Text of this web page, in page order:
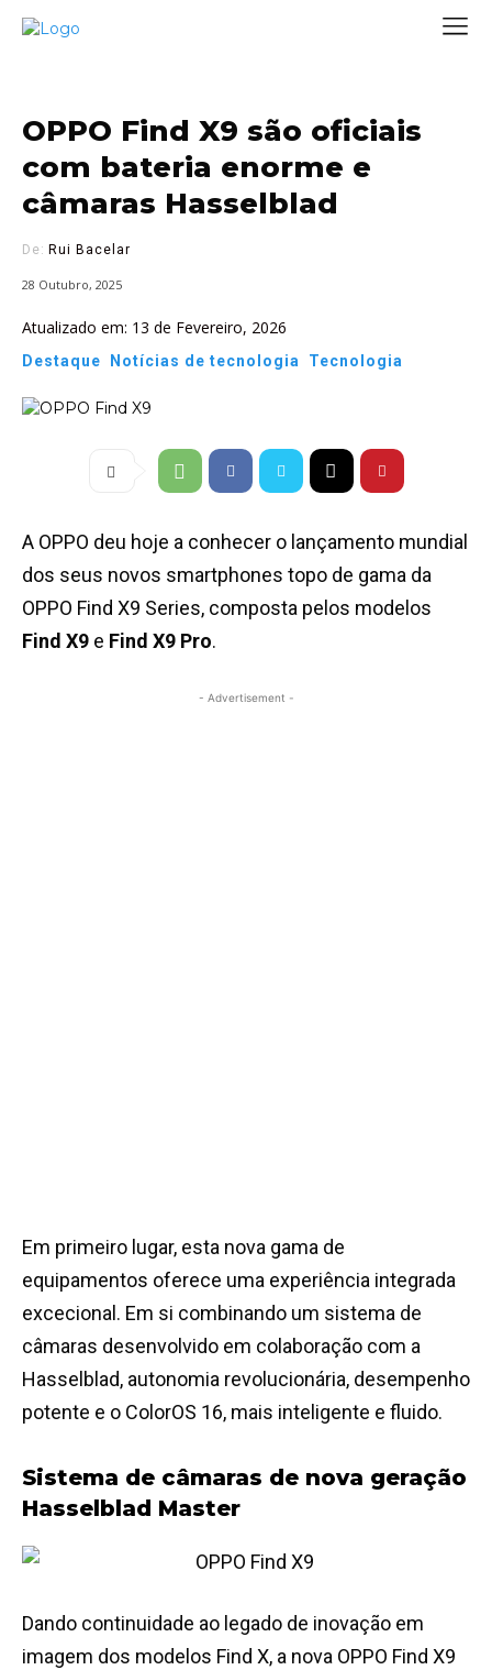
OPPO Find X9 são oficiais
com bateria enorme e
câmaras Hasselblad
De: Rui Bacelar
28 Outubro, 2025
Atualizado em: 13 de Fevereiro, 2026
Destaque Notícias de tecnologia Tecnologia
A OPPO deu hoje a conhecer o lançamento mundial
dos seus novos smartphones topo de gama da
OPPO Find X9 Series, composta pelos modelos
Find X9 e Find X9 Pro.
- Advertisement -
Em primeiro lugar, esta nova gama de
equipamentos oferece uma experiência integrada
excecional. Em si combinando um sistema de
câmaras desenvolvido em colaboração com a
Hasselblad, autonomia revolucionária, desempenho
potente e o ColorOS 16, mais inteligente e fluido.
Sistema de câmaras de nova geração
Hasselblad Master
Dando continuidade ao legado de inovação em
imagem dos modelos Find X, a nova OPPO Find X9